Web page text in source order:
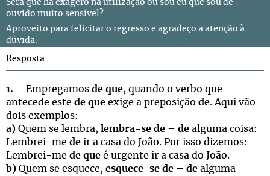
Será que há exagero na utilização ou sou eu que sou de
ouvido muito sensível?
Aproveito para felicitar o regresso e agradeço a atenção à
dúvida.
Resposta
1. – Empregamos de que, quando o verbo que
antecede este de que exige a preposição de. Aqui vão
dois exemplos:
a) Quem se lembra, lembra-se de – de alguma coisa:
Lembrei-me de ir a casa do João. Por isso dizemos:
Lembrei-me de que é urgente ir a casa do João.
b) Quem se esquece, esquece-se de – de alguma